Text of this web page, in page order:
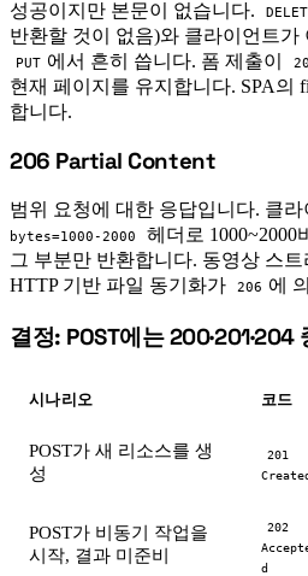
성공이지만 본문이 없습니다.
반환할 것이 없음)와 클라이언트가
PUT 에서 흔히 씁니다. 폼 제출이
현재 페이지를 유지합니다. SPA의
합니다.
#
206 Partial Content
범위 요청에 대한 응답입니다. 클
bytes=1000-2000
헤더로
그 부분만 반환합니다. 동영상 스
HTTP 기반 파일 동기화가
206 에
#
결정: POST에는 200·201·204
시나리오 코드
POST가 새 리소스를 생
성
201
POST가 비동기 작업을
시작, 결과 미준비
202
d